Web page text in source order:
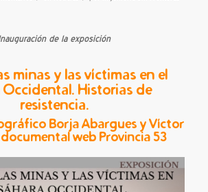
de la exposición
minas y las víctimas en el
Occidental. Historias de
resistencia.
Borja Abargues y Víctor
web Provincia 53